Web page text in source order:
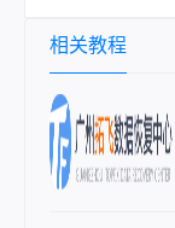
相关教程